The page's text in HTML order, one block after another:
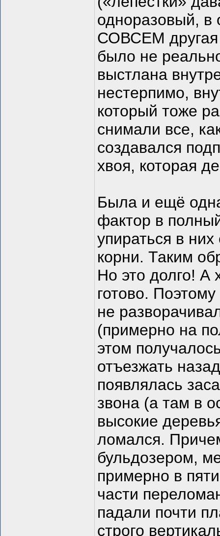
одноразовый, в
СОВСЕМ
было не
выстлана
нестерпимо,
который тоже
снимали все,
создавался
хвоя, которая
Была и ещё
фактор в
упираться в
корни. Таким
Но это долго! А
готово.
не
(примерно на
этом
отъезжать
появлялась
звона (а там в
высокие
ломался.
бульдозером,
примерно в
части
падали почти
строго